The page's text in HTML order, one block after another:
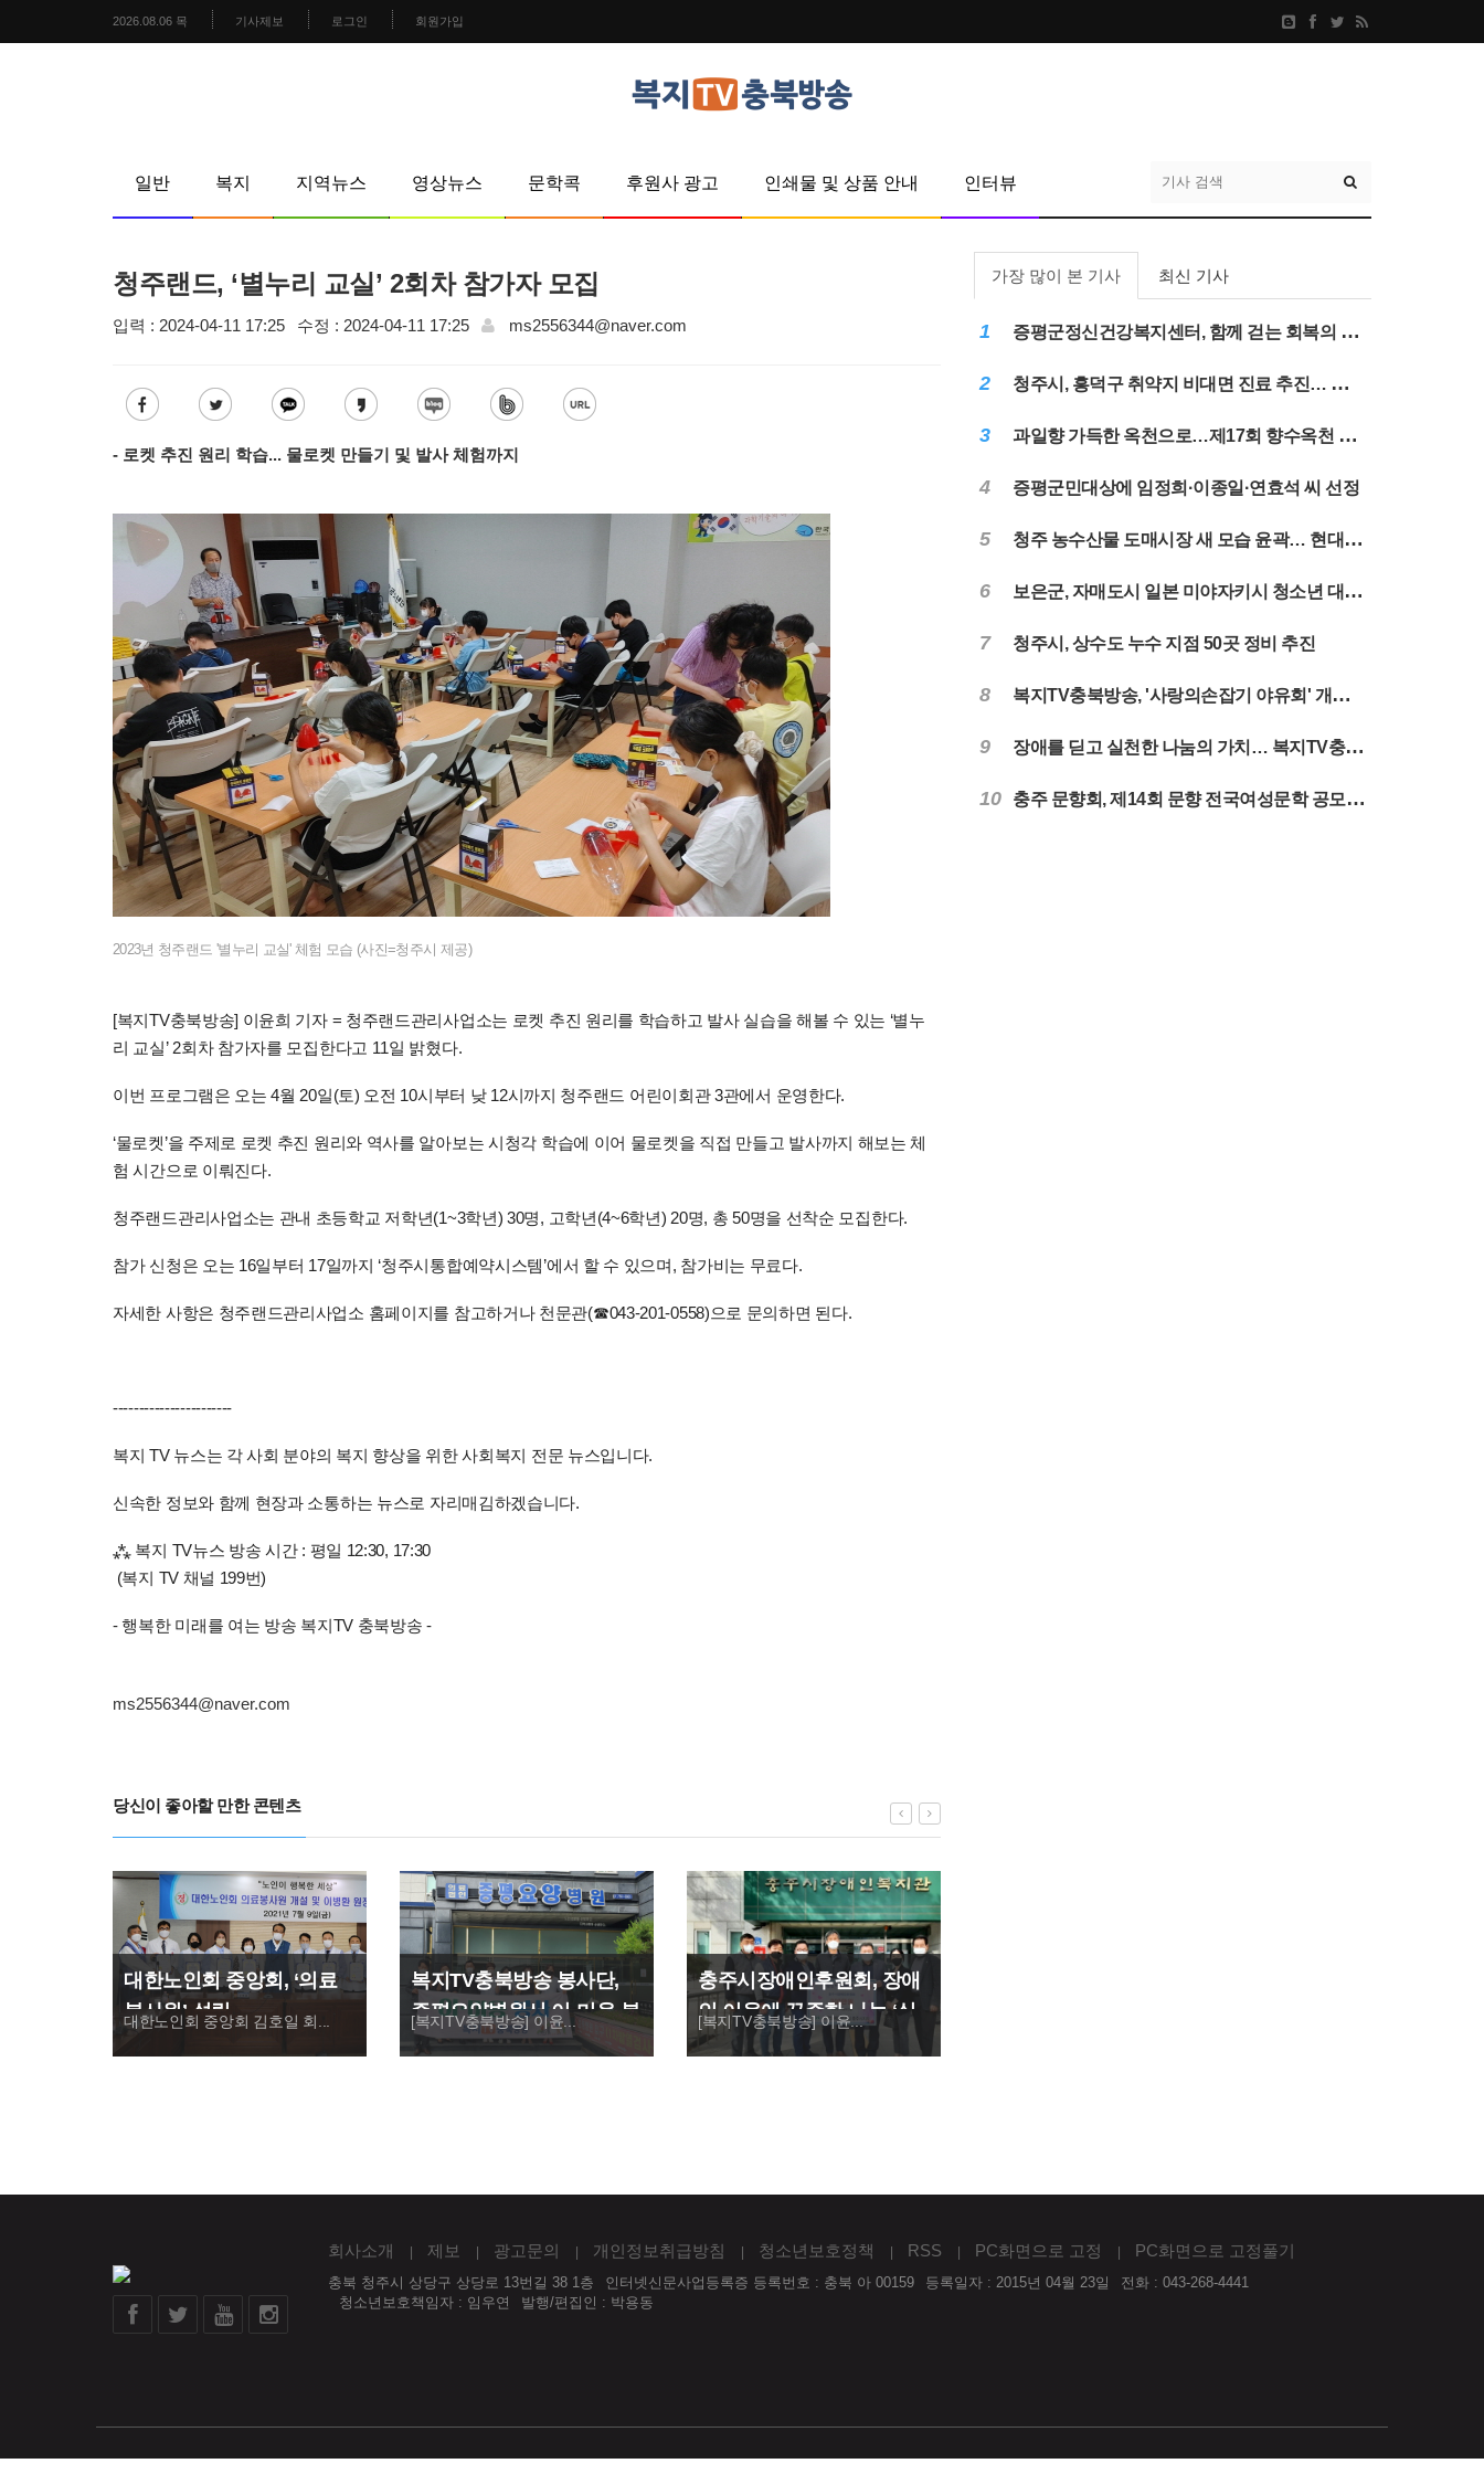
2026.08.06 목 기사제보 로그인 회원가입
일반 복지 지역뉴스 영상뉴스 문학콕 후원사 광고 인쇄물 및 상품 안내 인터뷰
청주랜드, ‘별누리 교실’ 2회차 참가자 모집
입력 : 2024-04-11 17:25 수정 : 2024-04-11 17:25 ms2556344@naver.com
- 로켓 추진 원리 학습... 물로켓 만들기 및 발사 체험까지
2023년 청주랜드 '별누리 교실' 체험 모습 (사진=청주시 제공)
[복지TV충북방송] 이윤희 기자 = 청주랜드관리사업소는 로켓 추진 원리를 학습하고 발사 실습을 해볼 수 있는 ‘별누
리 교실’ 2회차 참가자를 모집한다고 11일 밝혔다.
이번 프로그램은 오는 4월 20일(토) 오전 10시부터 낮 12시까지 청주랜드 어린이회관 3관에서 운영한다.
‘물로켓’을 주제로 로켓 추진 원리와 역사를 알아보는 시청각 학습에 이어 물로켓을 직접 만들고 발사까지 해보는 체
험 시간으로 이뤄진다.
청주랜드관리사업소는 관내 초등학교 저학년(1~3학년) 30명, 고학년(4~6학년) 20명, 총 50명을 선착순 모집한다.
참가 신청은 오는 16일부터 17일까지 ‘청주시통합예약시스템’에서 할 수 있으며, 참가비는 무료다.
자세한 사항은 청주랜드관리사업소 홈페이지를 참고하거나 천문관(☎043-201-0558)으로 문의하면 된다.
-----------------------
복지 TV 뉴스는 각 사회 분야의 복지 향상을 위한 사회복지 전문 뉴스입니다.
신속한 정보와 함께 현장과 소통하는 뉴스로 자리매김하겠습니다.
⁂ 복지 TV뉴스 방송 시간 : 평일 12:30, 17:30
(복지 TV 채널 199번)
- 행복한 미래를 여는 방송 복지TV 충북방송 -
ms2556344@naver.com
당신이 좋아할 만한 콘텐츠
대한노인회 중앙회, ‘의료
봉사원’ 설립
대한노인회 중앙회 김호일 회...
복지TV충북방송 봉사단,
증평요양병원서 이·미용 봉
사활동
[복지TV충북방송] 이윤...
충주시장애인후원회, 장애
인 이웃에 꾸준한 나눔 ‘실
천’
[복지TV충북방송] 이윤...
가장 많이 본 기사 최신 기사
1 증평군정신건강복지센터, 함께 걷는 회복의 여정 '다시ON, 여름나들이'
2 청주시, 흥덕구 취약지 비대면 진료 추진… 진료공백 해소
3 과일향 가득한 옥천으로…제17회 향수옥천 포도·복숭아축제 31일 개막
4 증평군민대상에 임정희·이종일·연효석 씨 선정
5 청주 농수산물 도매시장 새 모습 윤곽… 현대화사업 순항
6 보은군, 자매도시 일본 미야자키시 청소년 대표단 맞이
7 청주시, 상수도 누수 지점 50곳 정비 추진
8 복지TV충북방송, '사랑의손잡기 야유회' 개최…나눔과 화합의 시간 마련
9 장애를 딛고 실천한 나눔의 가치… 복지TV충북방송 5년 떡나눔 마무리
10 충주 문향회, 제14회 문향 전국여성문학 공모전 개최
회사소개 제보 광고문의 개인정보취급방침 청소년보호정책 RSS PC화면으로 고정 PC화면으로 고정풀기
충북 청주시 상당구 상당로 13번길 38 1층 인터넷신문사업등록증 등록번호 : 충북 아 00159 등록일자 : 2015년 04월 23일
전화 : 043-268-4441
청소년보호책임자 : 임우연
발행/편집인 : 박용동